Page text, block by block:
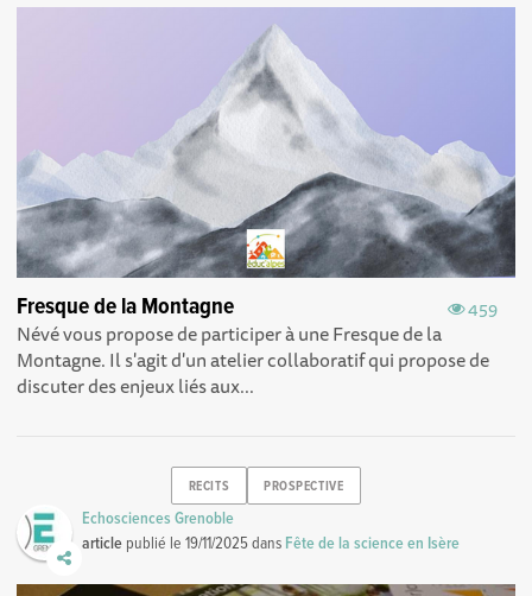
459
Fresque de la Montagne
Névé vous propose de participer à une Fresque de la
Montagne . Il s'agit d'un atelier collaboratif qui propose de
discuter des enjeux liés aux...
RECITS PROSPECTIVE
Echosciences Grenoble
article publié le19/11/2025dans Fête de la science en Isère